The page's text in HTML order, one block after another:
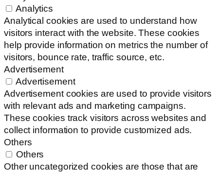
Analytics
Analytical cookies are used to understand how
visitors interact with the website. These cookies
help provide information on metrics the number of
visitors, bounce rate, traffic source, etc.
Advertisement
Advertisement
Advertisement cookies are used to provide visitors
with relevant ads and marketing campaigns.
These cookies track visitors across websites and
collect information to provide customized ads.
Others
Others
Other uncategorized cookies are those that are